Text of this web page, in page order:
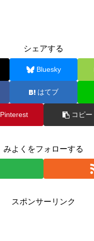
シェアする
Bluesky
はてブ
Pinterest コピー
みよくをフォローする
スポンサーリンク